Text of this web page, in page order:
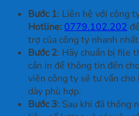
Bước 1: Liên hệ với công
Hotline: 0779.102.202
trợ của công ty nhanh
Bước 2: Hãy chuẩn bị file
cần in để thông tin đến
viên công ty sẽ tư vấn
dày phù hợp.
Bước 3: Sau khi đã thống